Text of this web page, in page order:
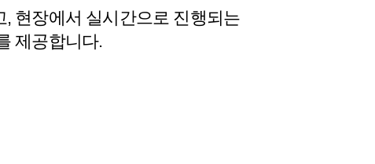
현장에서 실시간으로 진행되는
제공합니다.